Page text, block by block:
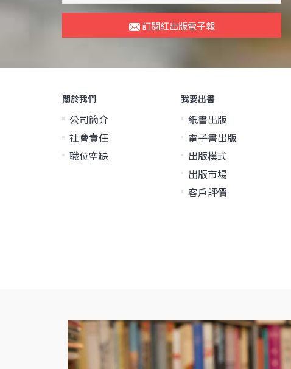
訂閱紅出版電子報
關於我們
公司簡介
社會責任
職位空缺
我要出書
紙書出版
電子書出版
出版模式
出版市場
客戶評價